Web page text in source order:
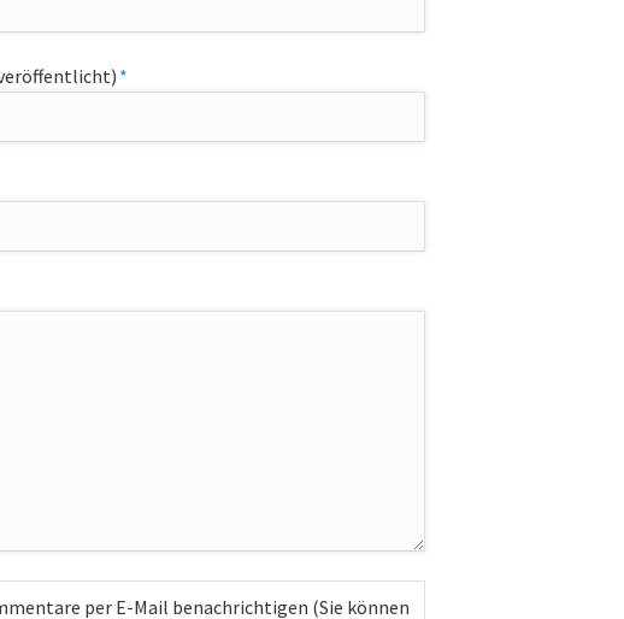
*
per E-Mail benachrichtigen (Sie können